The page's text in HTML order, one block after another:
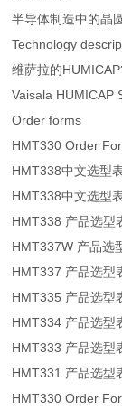
半导体制造中的晶
Technology
维萨拉的
Vaisala HUMICAP
Order forms
HMT330 Order
HMT338中文选型
HMT338中文选型
HMT338 产品选型
HMT337W 产品选
HMT337 产品选型
HMT335 产品选型
HMT334 产品选型
HMT333 产品选型
HMT331 产品选型
HMT330 Order